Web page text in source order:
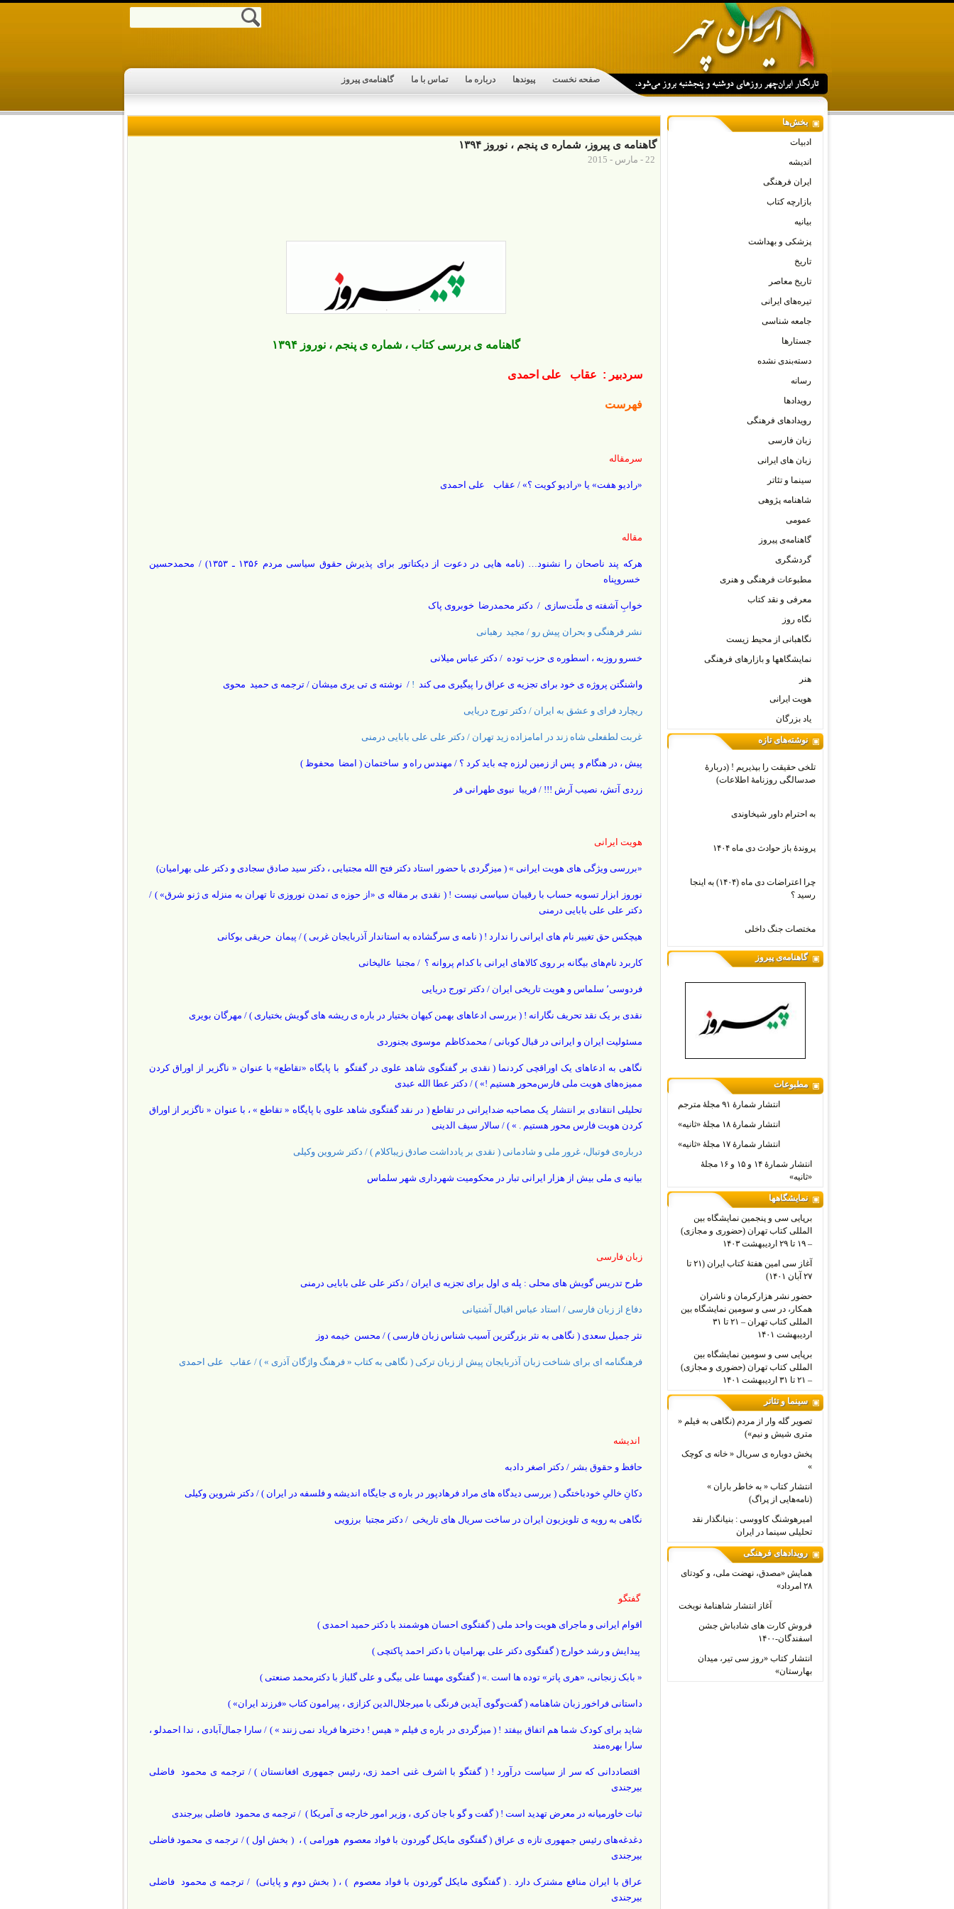
صفحه نخست پیوندها درباره ما تماس با ما گاهنامه‌ی پیروز
گاهنامه ی پیروز، شماره ی پنجم ، نوروز ۱۳۹۴
22 - مارس - 2015
گاهنامه ی بررسی کتاب ، شماره ی پنجم ، نوروز ۱۳۹۴
سردبیر : عقاب علی احمدی
فهرست
سرمقاله
«رادیو هفت» یا «رادیو کویت ؟» / عقاب علی احمدی
مقاله
هرکه پند ناصحان را نشنود… (نامه هایی در دعوت از دیکتاتور برای پذیرش حقوق سیاسی مردم ۱۳۵۶ ـ ۱۳۵۳) / محمدحسین
خسروپناه
خوابِ آشفته ی ملّت‌سازی / دکتر محمدرضا خوبروی پاک
نشر فرهنگی و بحران پیش رو / مجید رهبانی
خسر و روزبه ، اسطوره ی حزب توده / دکتر عباس میلانی
واشنگتن پروژه ی خود برای تجزیه ی عراق را پیگیری می کند ! / نوشته ی تی یری میشان / ترجمه ی حمید محوی
ریچارد فرای و عشق به ایران / دکتر تورج دریایی
غربت لطفعلی شاه زند در امامزاده زید تهران / دکتر علی علی بابایی درمنی
پیش ، در هنگام و پس از زمین لرزه چه باید کرد ؟ / مهندس راه و ساختمان ( امضا محفوظ )
زردی آتش، نصیب آرش !!! / فریبا نبوی طهرانی فر
هویت ایرانی
«بررسی ویژگی های هویت ایرانی » ( میزگردی با حضور استاد دکتر فتح الله مجتبایی ، دکتر سید صادق سجادی و دکتر علی بهرامیان)
نوروز ابزار تسویه حساب با رقیبان سیاسی نیست ! ( نقدی بر مقاله ی «از حوزه ی تمدن نوروزی تا تهران به منزله ی ژنو شرق» ) /
دکتر علی علی بابایی درمنی
هیچکس حق تغییر نام های ایرانی را ندارد ! ( نامه ی سرگشاده به استاندار آذربایجان غربی ) / پیمان حریقی بوکانی
کاربرد نام‌های بیگانه بر روی کالاهای ایرانی با کدام پروانه ؟ / مجتبا عالیخانی
فردوسی٬ سلماس و هویت تاریخی ایران / دکتر تورج دریایی
نقدی بر یک نقد تحریف نگارانه ! ( بررسی ادعاهای بهمن کیهان بختیار در باره ی ریشه های گویش بختیاری ) / مهرگان بویری
مسئولیت ایران و ایرانی در قبال کوبانی / محمدکاظم موسوی بجنوردی
نگاهی به ادعاهای یک اوراقچی کردنما ( نقدی بر گفتگوی شاهد علوی در گفتگو با پایگاه «تقاطع» با عنوان « ناگزیر از اوراق کردن
ممیزه‌های هویت ملی فارس‌محور هستیم !» ) / دکتر عطا الله عبدی
تحلیلی انتقادی بر انتشار یک مصاحبه ضدایرانی در تقاطع ( در نقد گفتگوی شاهد علوی با پایگاه « تقاطع » ، با عنوان « ناگزیر از اوراق
کردن هویت فارس محور هستیم . » ) / سالار سیف الدینی
درباره‌ی فوتبال، غرور ملی و شادمانی ( نقدی بر یادداشت صادق زیباکلام ) / دکتر شروین وکیلی
بیانیه ی ملی بیش از هزار ایرانی تبار در محکومیت شهرداری شهر سلماس
زبان فارسی
طرح تدریس گویش های محلی : پله ی اول برای تجزیه ی ایران / دکتر علی علی بابایی درمنی
دفاع از زبان فارسی / استاد عباس اقبال آشتیانی
نثر جمیل سعدی ( نگاهی به نثر بزرگترین آسیب شناس زبان فارسی ) / محسن خیمه دوز
فرهنگنامه ای برای شناخت زبان آذربایجان پیش از زبان ترکی ( نگاهی به کتاب « فرهنگ واژگان آذری » ) / عقاب علی احمدی
اندیشه
حافظ و حقوق بشر / دکتر اصغر دادبه
دکانِ خالیِ خودباختگی ( بررسی دیدگاه های مراد فرهادپور در باره ی جایگاه اندیشه و فلسفه در ایران ) / دکتر شروین وکیلی
نگاهی به رویه ی تلویزیون ایران در ساخت سریال های تاریخی / دکتر مجتبا برزویی
گفتگو
اقوام ایرانی و ماجرای هویت واحد ملی ( گفتگوی احسان هوشمند با دکتر حمید احمدی )
پیدایش و رشد خوارج ( گفتگوی دکتر علی بهرامیان با دکتر احمد پاکتچی )
« بابک زنجانی، «هری پاتر» توده ها است .» ( گفتگوی مهسا علی بیگی و علی گلباز با دکترمحمد صنعتی )
داستانی فراخور زبان شاهنامه ( گفت‌و‌گوی آیدین فرنگی با میرجلال‌الدین کزازی ، پیرامون کتاب «فرزند ایران» )
شاید برای کودک شما هم اتفاق بیفتد ! ( میزگردی در باره ی فیلم « هیس ! دخترها فریاد نمی زنند » ) / سارا جمال‌آبادی ، ندا احمدلو ،
سارا بهره‌مند
اقتصاددانی که سر از سیاست درآورد ! ( گفتگو با اشرف غنی احمد زی، رئیس جمهوری افغانستان ) / ترجمه ی محمود فاضلی
بیرجندی
ثبات خاورمیانه در معرض تهدید است ! ( گفت و گو با جان کری ، وزیر امور خارجه ی آمریکا ) / ترجمه ی محمود فاضلی بیرجندی
دغدغه‌های رئیس جمهوری تازه ی عراق ( گفتگوی مایکل گوردون با فواد معصوم هورامی ) ، ( بخش اول ) / ترجمه ی محمود فاضلی
بیرجندی
عراق با ایران منافع مشترک دارد . ( گفتگوی مایکل گوردون با فواد معصوم ) ، ( بخش دوم و پایانی) / ترجمه ی محمود فاضلی
بیرجندی
بخش‌ها
ادبیات
اندیشه
ایران فرهنگی
بازارچه کتاب
بیانیه
پزشکی و بهداشت
تاریخ
تاریخ معاصر
تیره‌های ایرانی
جامعه شناسی
جستارها
دسته‌بندی نشده
رسانه
رویدادها
رویدادهای فرهنگی
زبان فارسی
زبان های ایرانی
سینما و تئاتر
شاهنامه پژوهی
عمومی
گاهنامه‌ی پیروز
گردشگری
مطبوعات فرهنگی و هنری
معرفی و نقد کتاب
نگاه روز
نگاهبانی از محیط زیست
نمایشگاهها و بازارهای فرهنگی
هنر
هویت ایرانی
یاد بزرگان
نوشته‌های تازه
تلخی حقیقت را بپذیریم ! (دربارۀ
صدسالگی روزنامۀ اطلاعات)
به احترام داور شیخاوندی
پروندۀ باز حوادث دی ماه ۱۴۰۴
چرا اعتراضات دی‌ ماه (۱۴۰۴) به اینجا
رسید ؟
مختصات جنگ داخلی
گاهنامه‌ی پیروز
مطبوعات
انتشار شمارۀ ۹۱ مجلۀ مترجم
انتشار شمارۀ ۱۸ مجلۀ «ثانیه»
انتشار شمارۀ ۱۷ مجلۀ «ثانیه»
انتشار شمارۀ ۱۴ و ۱۵ و ۱۶ مجلۀ
«ثانیه»
نمایشگاهها
برپایی سی و پنجمین نمایشگاه بین
المللی کتاب تهران (حضوری و مجازی)
– ۱۹ تا ۲۹ اردیبهشت ۱۴۰۳
آغاز سی امین هفتۀ کتاب ایران (۲۱ تا
۲۷ آبان ۱۴۰۱)
حضور نشر هزارکرمان و ناشران
همکار، در سی و سومین نمایشگاه بین
المللی کتاب تهران – ۲۱ تا ۳۱
اردیبهشت ۱۴۰۱
برپایی سی و سومین نمایشگاه بین
المللی کتاب تهران (حضوری و مجازی)
– ۲۱ تا ۳۱ اردیبهشت ۱۴۰۱
سینما و تئاتر
تصویر گله وار از مردم (نگاهی به فیلم «
متری شیش و نیم»)
پخش دوباره ی سریال « خانه ی کوچک
»
انتشار کتاب « به خاطر باران »
(نامه‌هایی از پراگ)
امیرهوشنگ کاووسی : بنیانگذار نقد
تحلیلی سینما در ایران
رویدادهای فرهنگی
همایش «مصدق، نهضت ملی، و کودتای
۲۸ امرداد»
آغاز انتشار شاهنامۀ نوبخت
فروش کارت های شادباش جشن
اسفندگان-۱۴۰۰
انتشار کتاب «روز سی تیر، میدان
بهارستان»